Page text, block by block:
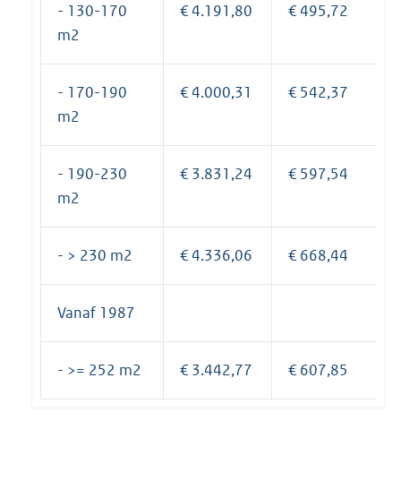
- 130-170
m2
€ 4.191,80 € 495,72
- 170-190
m2
€ 4.000,31 € 542,37
- 190-230
m2
€ 3.831,24 € 597,54
- > 230 m2 € 4.336,06 € 668,44
Vanaf 1987
- >= 252 m2 € 3.442,77 € 607,85